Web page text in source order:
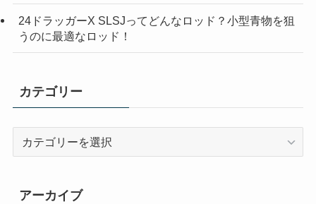
24ドラッガーX SLSJってどんなロッド？小型青物を狙
うのに最適なロッド！
カテゴリー
リ
アーカイブ